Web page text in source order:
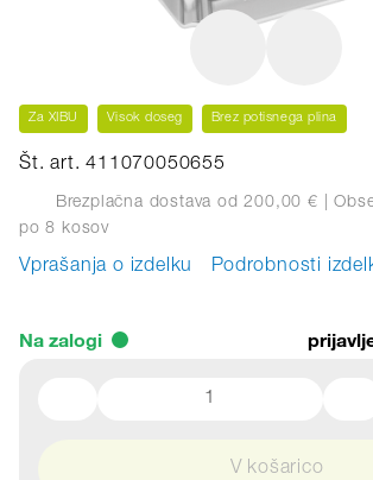
Za XIBU Visok doseg Brez potisnega plina
Št. art. 411070050655
Brezplačna dostava od 200,00 € |
po 8 kosov
Vprašanja o izdelku Podrobnosti
Na zalogi
V košarico